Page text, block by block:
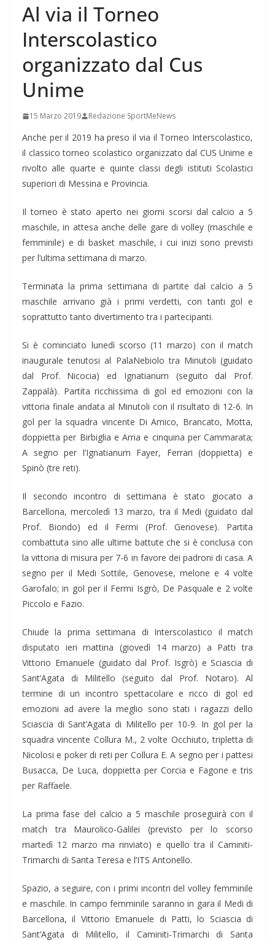
Al via il Torneo
Interscolastico
organizzato dal Cus
Unime
15 Marzo 2019 Redazione SportMeNews
Anche per il 2019 ha preso il via il Torneo Interscolastico,
il classico torneo scolastico organizzato dal CUS Unime e
rivolto alle quarte e quinte classi degli istituti Scolastici
superiori di Messina e Provincia.
Il torneo è stato aperto nei giorni scorsi dal calcio a 5
maschile, in attesa anche delle gare di volley (maschile e
femminile) e di basket maschile, i cui inizi sono previsti
per l’ultima settimana di marzo.
Terminata la prima settimana di partite dal calcio a 5
maschile arrivano già i primi verdetti, con tanti gol e
soprattutto tanto divertimento tra i partecipanti.
Si è cominciato lunedì scorso (11 marzo) con il match
inaugurale tenutosi al PalaNebiolo tra Minutoli (guidato
dal Prof. Nicocia) ed Ignatianum (seguito dal Prof.
Zappalà). Partita ricchissima di gol ed emozioni con la
vittoria finale andata al Minutoli con il risultato di 12-6. In
gol per la squadra vincente Di Amico, Brancato, Motta,
doppietta per Birbiglia e Arria e cinquina per Cammarata;
A segno per l’Ignatianum Fayer, Ferrari (doppietta) e
Spinò (tre reti).
Il secondo incontro di settimana è stato giocato a
Barcellona, mercoledì 13 marzo, tra il Medi (guidato dal
Prof. Biondo) ed il Fermi (Prof. Genovese). Partita
combattuta sino alle ultime battute che si è conclusa con
la vittoria di misura per 7-6 in favore dei padroni di casa. A
segno per il Medi Sottile, Genovese, melone e 4 volte
Garofalo; in gol per il Fermi Isgrò, De Pasquale e 2 volte
Piccolo e Fazio.
Chiude la prima settimana di Interscolastico il match
disputato ieri mattina (giovedì 14 marzo) a Patti tra
Vittorio Emanuele (guidato dal Prof. Isgrò) e Sciascia di
Sant’Agata di Militello (seguito dal Prof. Notaro). Al
termine di un incontro spettacolare e ricco di gol ed
emozioni ad avere la meglio sono stati i ragazzi dello
Sciascia di Sant’Agata di Militello per 10-9. In gol per la
squadra vincente Collura M., 2 volte Occhiuto, tripletta di
Nicolosi e poker di reti per Collura E. A segno per i pattesi
Busacca, De Luca, doppietta per Corcia e Fagone e tris
per Raffaele.
La prima fase del calcio a 5 maschile proseguirà con il
match tra Maurolico-Galilei (previsto per lo scorso
martedì 12 marzo ma rinviato) e quello tra il Caminiti-
Trimarchi di Santa Teresa e l’ITS Antonello.
Spazio, a seguire, con i primi incontri del volley femminile
e maschile. In campo femminile saranno in gara il Medi di
Barcellona, il Vittorio Emanuele di Patti, lo Sciascia di
Sant’Agata di Militello, il Caminiti-Trimarchi di Santa